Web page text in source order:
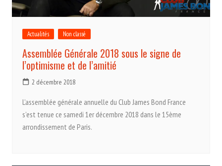
Actualités Non classé
Assemblée Générale 2018 sous le signe de
l’optimisme et de l’amitié
2 décembre 2018
L’assemblée générale annuelle du Club James Bond France
s’est tenue ce samedi 1er décembre 2018 dans le 15ème
arrondissement de Paris.